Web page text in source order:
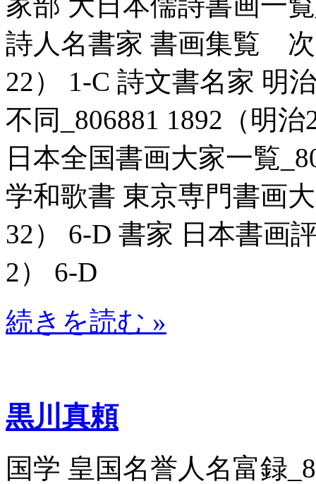
詩人名書家 書画集覧 次
22） 1-C 詩文書名家 明
不同_806881 1892（明
日本全国書画大家一覧
学和歌書 東京専門書画
32） 6-D 書家 日本書画
2） 6-D
続きを読む »
黒川真頼
国学 皇国名誉人名富録